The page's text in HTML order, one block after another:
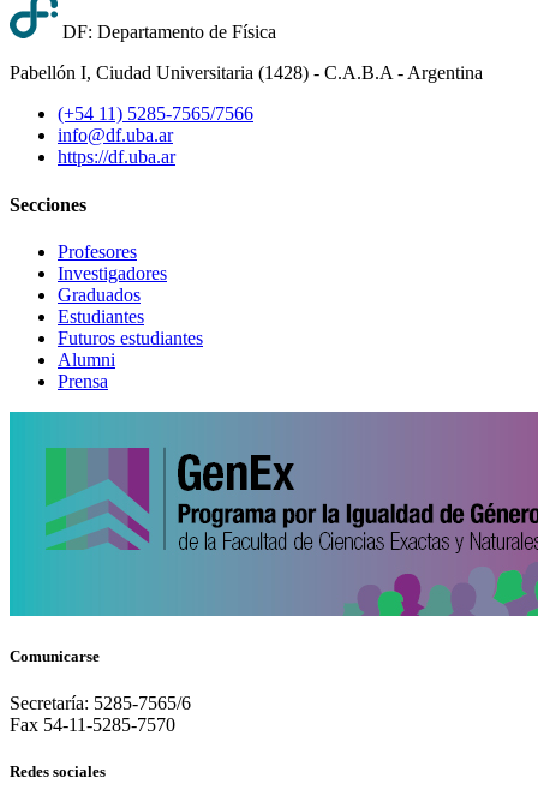
DF: Departamento de Física
Pabellón I, Ciudad Universitaria (1428) - C.A.B.A - Argentina
(+54 11) 5285-7565/7566
info@df.uba.ar
https://df.uba.ar
Secciones
Profesores
Investigadores
Graduados
Estudiantes
Futuros estudiantes
Alumni
Prensa
Comunicarse
Secretaría: 5285-7565/6
Fax 54-11-5285-7570
Redes sociales